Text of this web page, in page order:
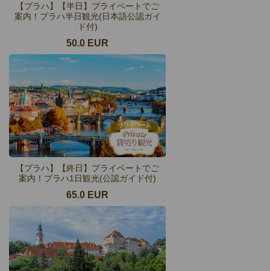
【プラハ】【半日】プライベートでご
案内！プラハ半日観光(日本語公認ガイ
ド付)
50.0 EUR
【プラハ】【終日】プライベートでご
案内！プラハ1日観光(公認ガイド付)
65.0 EUR